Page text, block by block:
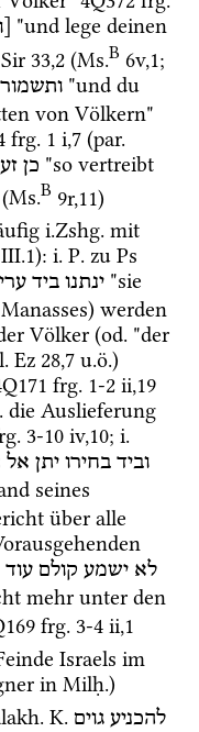
"und lege deinen
Sir 33,2 (Ms.B 6v,1
ותשמור "und du
frg. 1 i,7 (par.
כן "so vertreibt
(Ms.B 9r,11)
i.Zshg.
III.1): i. P. zu Ps
ינתנו ביד
"sie
Manasses) werden
Völker (od. "der
Ez 28,7 u.ö.)
frg. 1-2 ii,19
die Auslieferung
3-10 iv,10; i.
וביד בחירו יתן אל
seines
über alle
לא ישמע קולם עוד
mehr unter den
frg. 3-4 ii,1
Israels im
in Milḥ.)
K. להכניע גוים